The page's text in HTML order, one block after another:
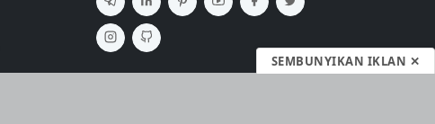
SEMBUNYIKAN IKLAN ✕